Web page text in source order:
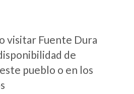
visitar Fuente Dura
de
pueblo o en los